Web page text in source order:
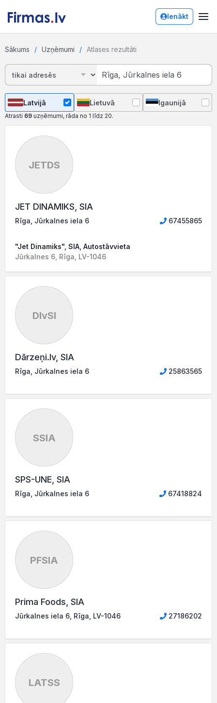
Ienākt
Sākums Uzņēmumi Atlases rezultāti
Latvijā Lietuvā Igaunijā
Atrasti 69 uzņēmumi, rāda no 1 līdz 20.
JETDS
JET DINAMIKS, SIA
Rīga, Jūrkalnes iela 6 67455865
"Jet Dinamiks", SIA, Autostāvvieta
Jūrkalnes 6, Rīga, LV-1046
DlvSI
Dārzeņi.lv, SIA
Rīga, Jūrkalnes iela 6 25863565
SSIA
SPS-UNE, SIA
Rīga, Jūrkalnes iela 6 67418824
PFSIA
Prima Foods, SIA
Jūrkalnes iela 6, Rīga, LV-1046 27186202
LATSS